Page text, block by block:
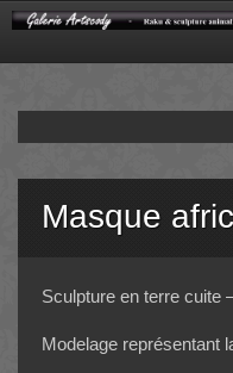
Masque
Sculpture en terre cuite
Modelage représentant